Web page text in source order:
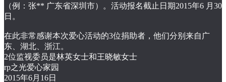
（例：张** 广东省深圳市）。活动报名截止日期2015年6 月30
日。
在此非常感谢本次爱心活动的3位捐助者，他们分别来自广
东、湖北、浙江。
2位监视委员是林英女士和王晓敏女士
rp之光爱心家园
2015年6月16日